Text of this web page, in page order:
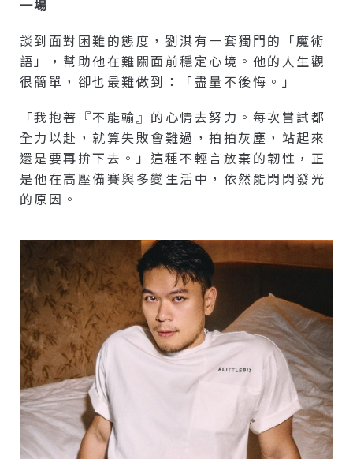
一場
談到面對困難的態度，劉淇有一套獨門的「魔術
語」，幫助他在難關面前穩定心境。他的人生觀
很簡單，卻也最難做到：「盡量不後悔。」
「我抱著『不能輸』的心情去努力。每次嘗試都
全力以赴，就算失敗會難過，拍拍灰塵，站起來
還是要再拚下去。」這種不輕言放棄的韌性，正
是他在高壓備賽與多變生活中，依然能閃閃發光
的原因。